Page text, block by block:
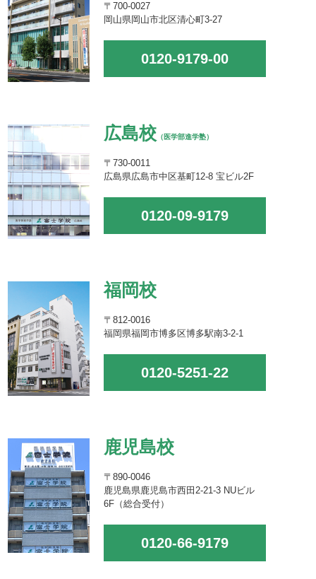
〒700-0027
岡山県岡山市北区清心町3-27
0120-9179-00
広島校 （医学部進学塾）
〒730-0011
広島県広島市中区基町12-8 宝ビル2F
0120-09-9179
福岡校
〒812-0016
福岡県福岡市博多区博多駅南3-2-1
0120-5251-22
鹿児島校
〒890-0046
鹿児島県鹿児島市西田2-21-3 NUビル
6F（総合受付）
0120-66-9179